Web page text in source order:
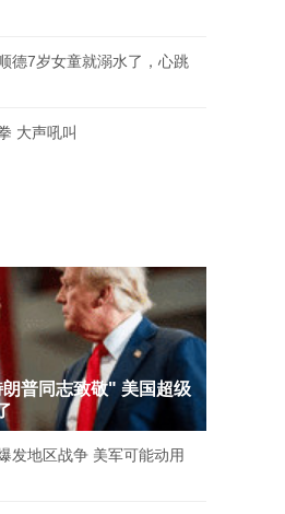
德7岁女童就溺水了，心跳
大声吼叫
普同志致敬" 美国超级
发地区战争 美军可能动用